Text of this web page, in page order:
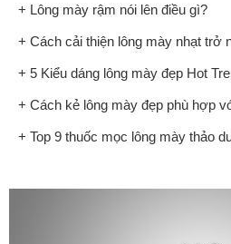
+ Lông mày rậm nói lên điều gì?
+ Cách cải thiện lông mày nhạt trở
+ 5 Kiểu dáng lông mày đẹp Hot
+ Cách kẻ lông mày đẹp phù hợp
+ Top 9 thuốc mọc lông mày thảo